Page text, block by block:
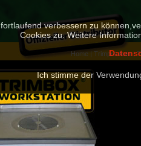
Home | Trimpro Auto|
verbessern zu
Cookies zu. Weitere
Ich stimme der